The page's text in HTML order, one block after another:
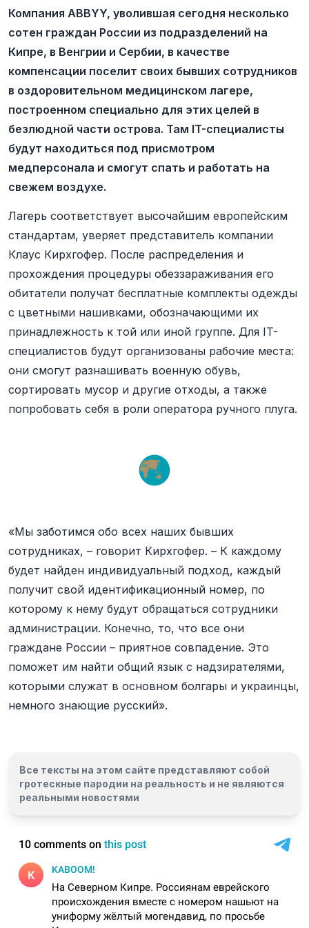
Компания ABBYY, уволившая сегодня несколько
сотен граждан России из подразделений на
Кипре, в Венгрии и Сербии, в качестве
компенсации поселит своих бывших сотрудников
в оздоровительном медицинском лагере,
построенном специально для этих целей в
безлюдной части острова. Там IT-специалисты
будут находиться под присмотром
медперсонала и смогут спать и работать на
свежем воздухе.
Лагерь соответствует высочайшим европейским
стандартам, уверяет представитель компании
Клаус Кирхгофер. После распределения и
прохождения процедуры обеззараживания его
обитатели получат бесплатные комплекты одежды
с цветными нашивками, обозначающими их
принадлежность к той или иной группе. Для IT-
специалистов будут организованы рабочие места:
они смогут разнашивать военную обувь,
сортировать мусор и другие отходы, а также
попробовать себя в роли оператора ручного плуга.
«Мы заботимся обо всех наших бывших
сотрудниках, – говорит Кирхгофер. – К каждому
будет найден индивидуальный подход, каждый
получит свой идентификационный номер, по
которому к нему будут обращаться сотрудники
администрации. Конечно, то, что все они
граждане России – приятное совпадение. Это
поможет им найти общий язык с надзирателями,
которыми служат в основном болгары и украинцы,
немного знающие русский».
Все тексты на этом сайте представляют собой
гротескные пародии на реальность и не являются
реальными новостями